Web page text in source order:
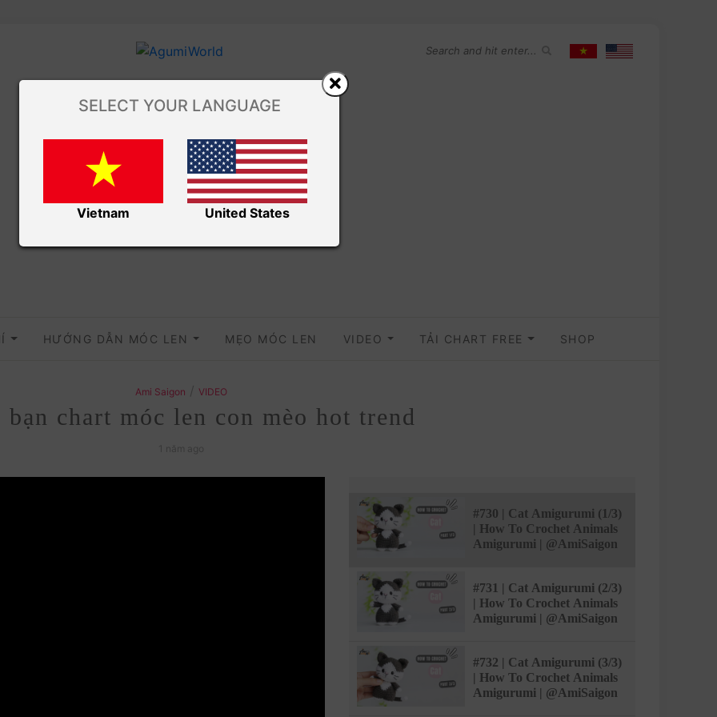
HƯỚNG DẪN MÓC LEN MẸO MÓC LEN VIDEO TẢI CHART FREE SHOP
Ami Saigon VIDEO
bạn chart móc len con mèo hot trend
#730 | Cat Amigurumi (1/3)
| How To Crochet Animals
Amigurumi | @AmiSaigon
#731 | Cat Amigurumi (2/3)
| How To Crochet Animals
Amigurumi | @AmiSaigon
#732 | Cat Amigurumi (3/3)
| How To Crochet Animals
Amigurumi | @AmiSaigon
SELECT YOUR LANGUAGE
Vietnam United States